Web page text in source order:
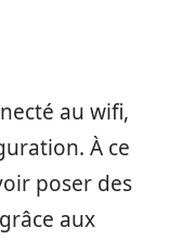
au wifi,
À ce
poser des
aux